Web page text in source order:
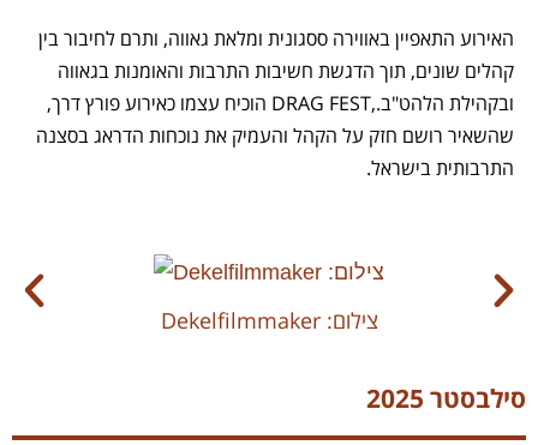
האירוע התאפיין באווירה ססגונית ומלאת גאווה, ותרם לחיבור בין
קהלים שונים, תוך הדגשת חשיבות התרבות והאומנות בגאווה
ובקהילת הלהט"ב.,DRAG FEST הוכיח עצמו כאירוע פורץ דרך,
שהשאיר רושם חזק על הקהל והעמיק את נוכחות הדראג בסצנה
התרבותית בישראל.
Dekelfilmmaker :צילום
סילבסטר 2025